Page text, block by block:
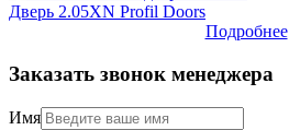
Дверь 2.05XN Profil Doors
Подробнее
Заказать звонок менеджера
Имя